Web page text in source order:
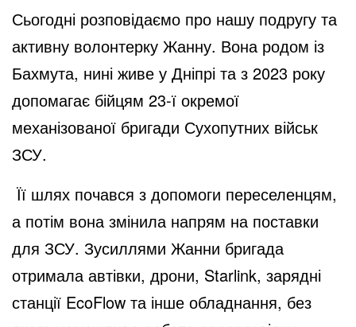
y
V
i
d
e
o
Сьогодні розповідаємо про нашу подругу та
активну волонтерку Жанну. Вона родом із
Бахмута, нині живе у Дніпрі та з 2023 року
допомагає бійцям 23-ї окремої
механізованої бригади Сухопутних військ
ЗСУ.
Її шлях почався з допомоги переселенцям,
а потім вона змінила напрям на поставки
для ЗСУ. Зусиллями Жанни бригада
отримала автівки, дрони, Starlink, зарядні
станції EcoFlow та інше обладнання, без